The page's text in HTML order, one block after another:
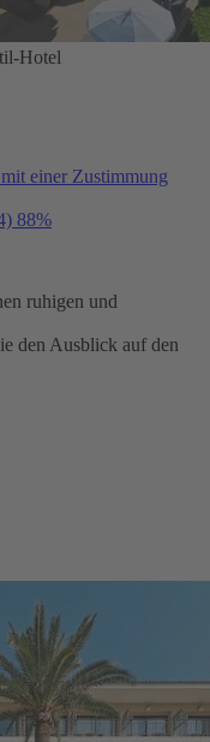
Hotel
einer Zustimmung
88%
ruhigen und
den Ausblick auf den